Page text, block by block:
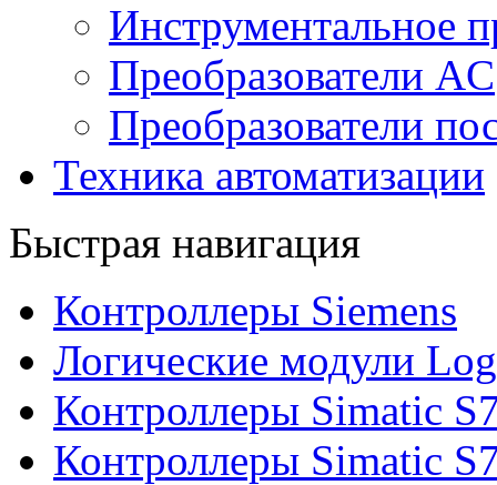
Инструментальное
Преобразователи AC
Преобразователи
Техника автоматизации
Быстрая навигация
Контроллеры Siemens
Логические модули
Контроллеры Simatic
Контроллеры Simatic